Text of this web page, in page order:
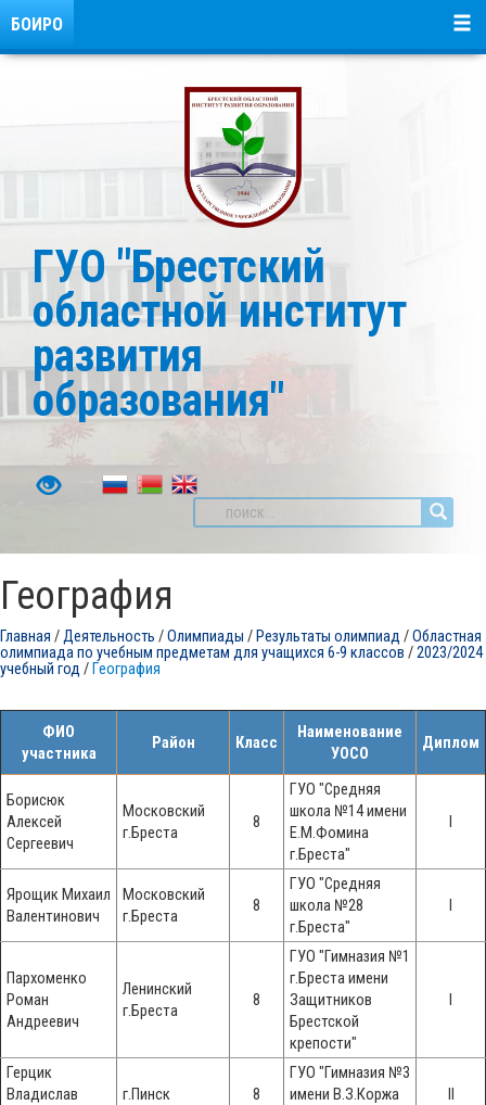
ГУО "Брестский
областной институт
развития
образования"
БОИРО
География
Главная /Деятельность /Олимпиады / Результаты олимпиад /Областная
олимпиада по учебным предметам для учащихся 6-9 классов /2023/2024
учебный год / География
ФИО
участника
Район Класс
Наименование
УОСО
Диплом
Борисюк
Алексей
Сергеевич
Московский
г.Бреста
8
ГУО "Средняя
школа №14 имени
Е.М.Фомина
г.Бреста"
I
Ярощик Михаил
Валентинович
Московский
г.Бреста
8
ГУО "Средняя
школа №28
г.Бреста"
I
Пархоменко
Роман
Андреевич
Ленинский
г.Бреста
8
ГУО "Гимназия №1
г.Бреста имени
Защитников
Брестской
крепости"
I
Герцик
Владислав
г.Пинск 8
ГУО "Гимназия №3
имени В.З.Коржа
II